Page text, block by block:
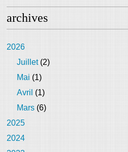
archives
2026
Juillet(2)
Mai (1)
Avril (1)
Mars (6)
2025
2024